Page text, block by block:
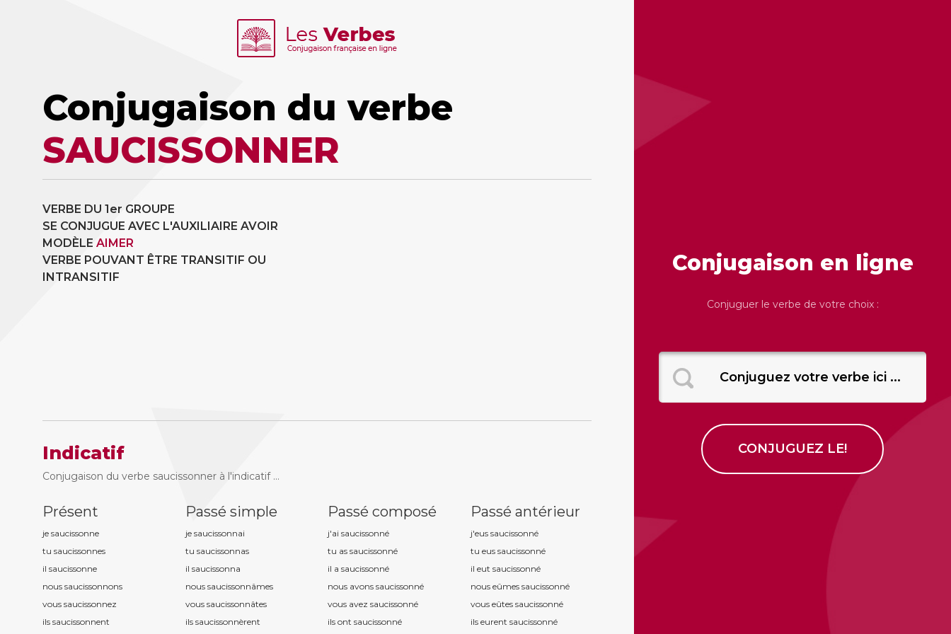
Conjugaison du verbe
SAUCISSONNER
VERBE DU 1er GROUPE
SE CONJUGUE AVEC L'AUXILIAIRE AVOIR
MODÈLE AIMER
VERBE POUVANT ÊTRE TRANSITIF OU
INTRANSITIF
Indicatif
Conjugaison du verbe saucissonner à l'indicatif ...
Présent
je saucissonne
tu saucissonnes
il saucissonne
nous saucissonnons
vous saucissonnez
ils saucissonnent
Passé simple
je saucissonnai
tu saucissonnas
il saucissonna
nous saucissonnâmes
vous saucissonnâtes
ils saucissonnèrent
Passé composé
j'ai saucissonné
tu as saucissonné
il a saucissonné
nous avons saucissonné
vous avez saucissonné
ils ont saucissonné
Passé antérieur
j'eus saucissonné
tu eus saucissonné
il eut saucissonné
nous eûmes saucissonné
vous eûtes saucissonné
ils eurent saucissonné
Conjugaison en ligne
Conjuguer le verbe de votre choix :